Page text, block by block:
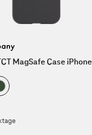
MagSafe Case